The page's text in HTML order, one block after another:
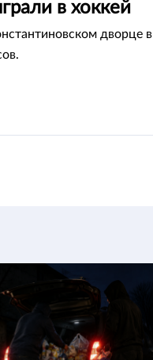
в хоккей
дворце в